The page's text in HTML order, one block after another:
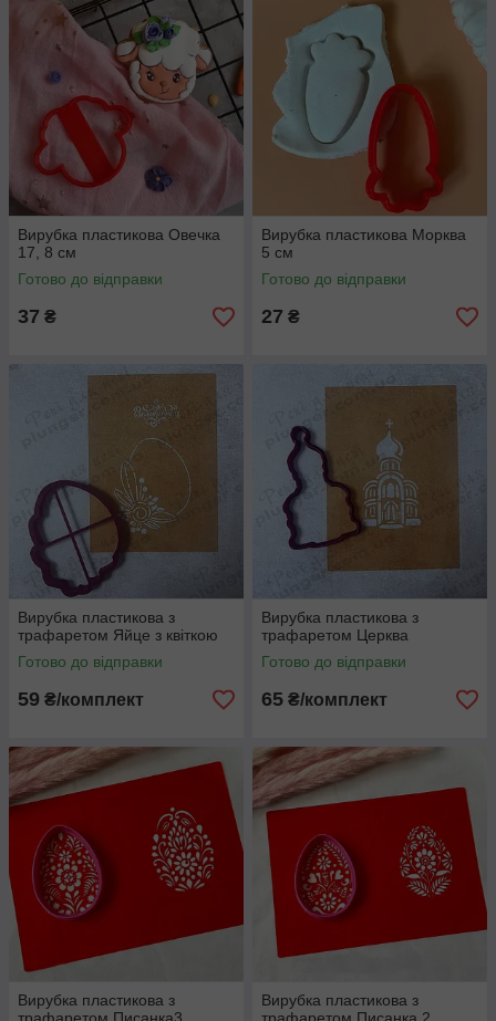
Вирубка пластикова Овечка
17, 8 см
Готово до відправки
37 ₴
Вирубка пластикова Морква
5 см
Готово до відправки
27 ₴
Вирубка пластикова з
трафаретом Яйце з квіткою
Готово до відправки
59 ₴/комплект
Вирубка пластикова з
трафаретом Церква
Готово до відправки
65 ₴/комплект
Вирубка пластикова з
Вирубка пластикова з